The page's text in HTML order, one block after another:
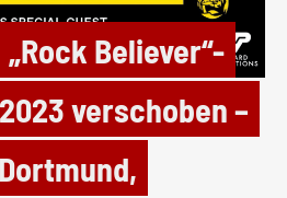
„Rock Believer“-
verschoben –